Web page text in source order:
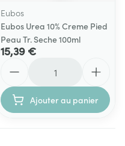
Eubos
Eubos Urea 10% Creme Pied
Peau Tr. Seche 100ml
15,39 €
Ajouter au panier